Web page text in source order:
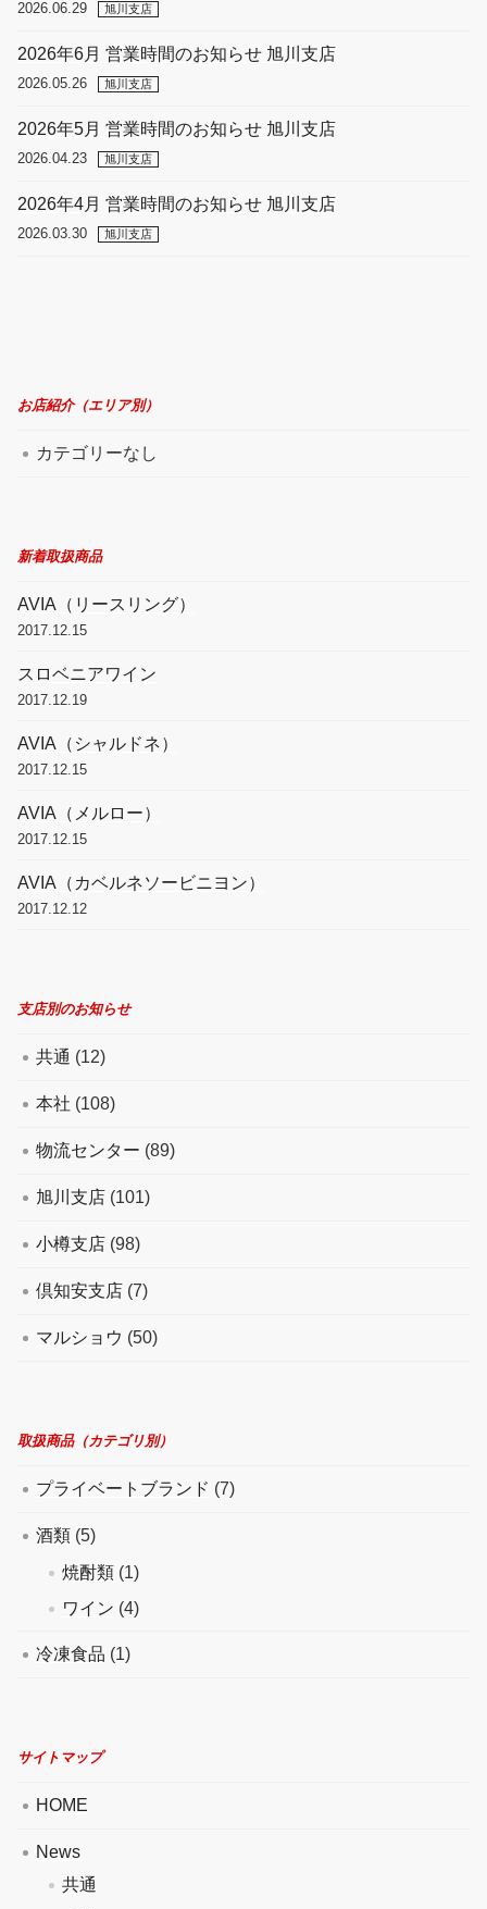
2026.06.29 旭川支店
2026年6月 営業時間のお知らせ 旭川支店
2026.05.26 旭川支店
2026年5月 営業時間のお知らせ 旭川支店
2026.04.23 旭川支店
2026年4月 営業時間のお知らせ 旭川支店
2026.03.30 旭川支店
お店紹介（エリア別）
カテゴリーなし
新着取扱商品
AVIA（リースリング）
2017.12.15
スロベニアワイン
2017.12.19
AVIA（シャルドネ）
2017.12.15
AVIA（メルロー）
2017.12.15
AVIA（カベルネソービニヨン）
2017.12.12
支店別のお知らせ
共通 (12)
本社 (108)
物流センター (89)
旭川支店 (101)
小樽支店 (98)
倶知安支店 (7)
マルショウ (50)
取扱商品（カテゴリ別）
プライベートブランド (7)
酒類 (5)
焼酎類 (1)
ワイン (4)
冷凍食品 (1)
サイトマップ
HOME
News
共通